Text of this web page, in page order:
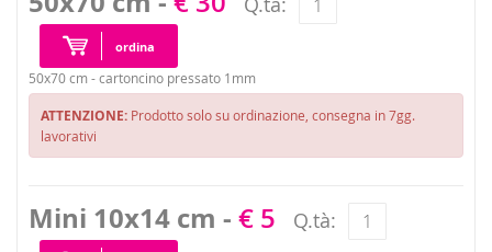
ordina
50x70 cm - cartoncino pressato 1mm
ATTENZIONE: Prodotto solo su ordinazione, consegna in 7gg.
lavorativi
Mini 10x14 cm - € 5 Q.tà: